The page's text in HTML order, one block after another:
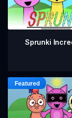
Sprunki